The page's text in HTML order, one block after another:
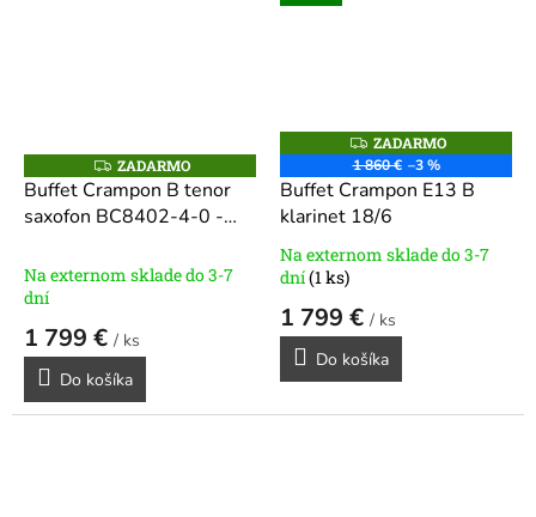
Z
A
D
A
ZADARMO
Buffet Crampon B tenor
saxofon BC8402-4-0 -
Na externom sklade do 3-7
dní
1 799 € / ks
Do košíka
Z
A
D
A
R
M
ZADARMO
1 860 € –3 %
Buffet Crampon E13 B
klarinet 18/6
Priemerné
hodnotenie
produktu
je
5,0
z
Na externom sklade do 3-7
dní(1 ks)
1 799 € / ks
Do košíka